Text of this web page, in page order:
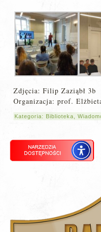
Zdjęcia: Filip Zaziąbł 3b
Organizacja: prof.
Kategoria: Biblioteka ,